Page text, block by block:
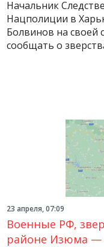
Начальник
Нацполиции в
Болвинов на своей
сообщать о
23 апреля, 07:09
Военные РФ,
районе Изюма —